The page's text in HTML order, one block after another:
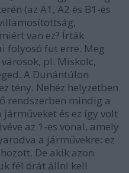
(az A1, A2 és B1-es
van ez? Írták
folyosó fut erre. Meg
pl. Miskolc,
A Dunántúlon
tény. Nehéz helyzetben
rendszerben mindig a
és ez így volt
az 1-es vonal, amely
a járművekre: ez
De akik azon
fél órát állni kell